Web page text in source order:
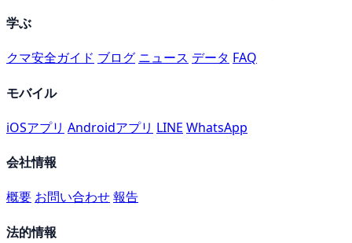
学ぶ
クマ安全ガイド ブログ ニュース データ FAQ
モバイル
iOSアプリ Androidアプリ LINE WhatsApp
会社情報
概要 お問い合わせ報告
法的情報